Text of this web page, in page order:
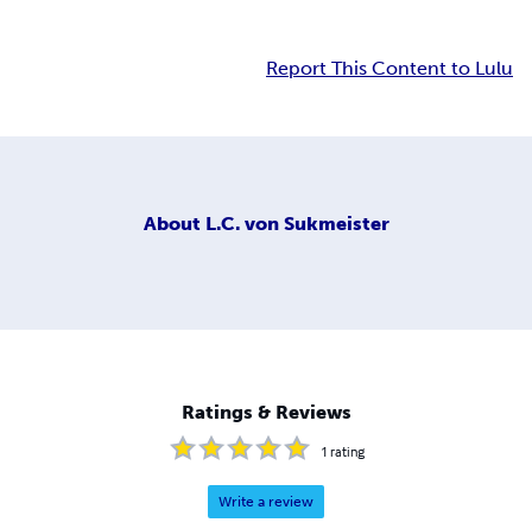
Report This Content to Lulu
About L.C. von Sukmeister
Ratings & Reviews
1 rating
Write a review